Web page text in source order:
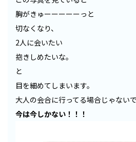
胸がきゅーーーーーっと
切なくなり、
2人に会いたい
抱きしめたいな。
と
目を細めてしまいます。
大人の会合に行ってる場合じゃない
今は今しかない！！！